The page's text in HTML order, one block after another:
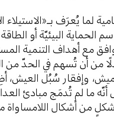
لما يُعرَف
البيئيّة أو
أن تُسهم في الحدّ من
وإفقار سُبُل العيش،
ما لم تُدمَج مبادئ
من أشكال اللامساواة